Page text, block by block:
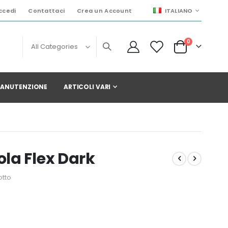
Contattaci Crea un Account LINGUAITALIANO
Cart
0elementi
ARTICOLI VARI
Flex Dark